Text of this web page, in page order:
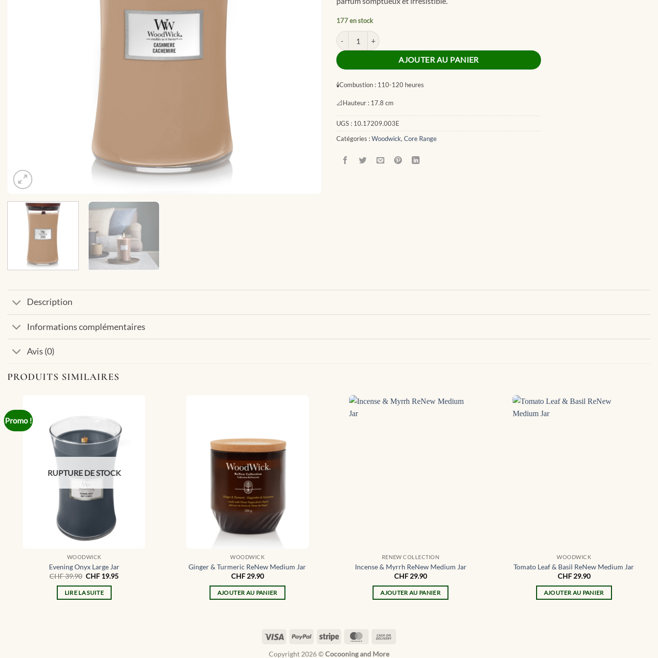
177 en stock
quantité de Cashmere Large Jar
AJOUTER AU PANIER
🕯Combustion : 110-120 heures
📐Hauteur : 17.8 cm
UGS : 10.17209.003E
Catégories :Woodwick,Core Range
Description
Informations complémentaires
Avis (0)
PRODUITS SIMILAIRES
Promo !
RUPTURE DE STOCK
WOODWICK
Evening Onyx Large Jar
CHF39.90 Le
initial
était :
CHF 19.95Le
LIRE LA SUITE
WOODWICK
Ginger & Turmeric ReNew Medium Jar
CHF29.90
AJOUTER AU PANIER
RENEW COLLECTION
Incense & Myrrh ReNew Medium Jar
CHF 29.90
AJOUTER AU PANIER
WOODWICK
Tomato Leaf & Basil ReNew Medium Jar
CHF29.90
AJOUTER AU PANIER
Visa PayPal Stripe MasterCard
Copyright 2026 ©Cocooning and More